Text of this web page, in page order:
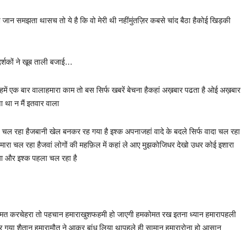
समझता थासच तो ये है कि वो मेरी थी नहींमुंतज़िर कबसे चांद बैठा हैकोई खिड़की
ने खूब ताली बजाई…
एक बार वालाहमारा काम तो बस सिर्फ खबरें बेचना हैकहां अख़बार पढता है ओई अख़बार
था न मैं इतवार वाला
रहा हैजबानी खेल बनकर रह गया है इश्क अपनाजहां वादे के बदले सिर्फ वादा चल रहा
चल रहा हैजवां लोगों की महफ़िल में कहां ले आए मुझकोजिधर देखो उधर कोई इशारा
और इश्क पहला चल रहा है
करचेहरा तो पहचान हमाराखुशफहमी हो जाएगी हमकोमत रख इतना ध्यान हमारापहली
शैतान हमारामौत ने आकर बांध लिया थापहले ही सामान हमारारोना हो आसान